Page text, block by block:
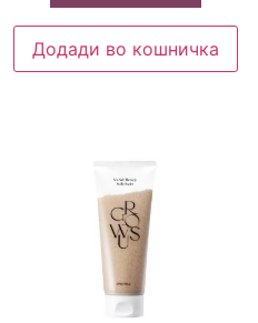
Додади во кошничка